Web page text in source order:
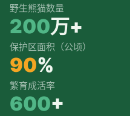
野生熊猫数量
200万+
保护区面积（公顷）
90%
繁育成活率
600+